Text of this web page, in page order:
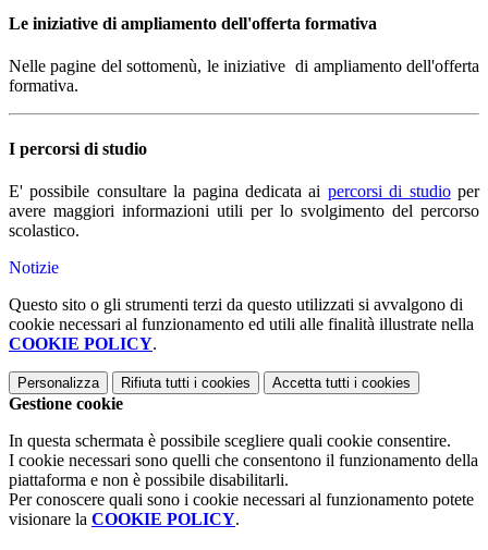
Le iniziative di ampliamento dell'offerta formativa
Nelle pagine del sottomenù, le iniziative di ampliamento dell'offerta
formativa.
I percorsi di studio
E' possibile consultare la pagina dedicata ai percorsi di studioper
avere maggiori informazioni utili per lo svolgimento del percorso
scolastico.
Notizie
Questo sito o gli strumenti terzi da questo utilizzati si avvalgono di
cookie necessari al funzionamento ed utili alle finalità illustrate nella
COOKIE POLICY.
Personalizza Rifiuta tutti i cookies Accetta tutti i cookies
Gestione cookie
In questa schermata è possibile scegliere quali cookie consentire.
I cookie necessari sono quelli che consentono il funzionamento della
piattaforma e non è possibile disabilitarli.
Per conoscere quali sono i cookie necessari al funzionamento potete
visionare la COOKIE POLICY.